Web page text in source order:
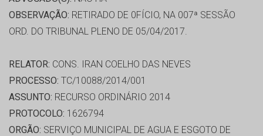
OBSERVAÇÃO: RETIRADO DE 0FÍCIO, NA 007ª SESSÃO
ORD. DO TRIBUNAL PLENO DE 05/04/2017.
RELATOR: CONS. IRAN COELHO DAS NEVES
PROCESSO: TC/10088/2014/001
ASSUNTO: RECURSO ORDINÁRIO 2014
PROTOCOLO: 1626794
ORGÃO: SERVIÇO MUNICIPAL DE AGUA E ESGOTO DE